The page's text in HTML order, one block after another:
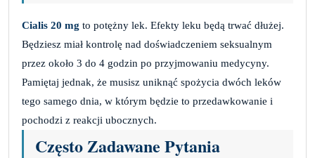
Cialis 20 mg to potężny lek. Efekty leku będą trwać dłużej.
Będziesz miał kontrolę nad doświadczeniem seksualnym
przez około 3 do 4 godzin po przyjmowaniu medycyny.
Pamiętaj jednak, że musisz uniknąć spożycia dwóch leków
tego samego dnia, w którym będzie to przedawkowanie i
pochodzi z reakcji ubocznych.
Często Zadawane Pytania